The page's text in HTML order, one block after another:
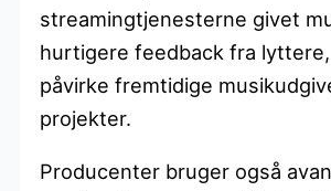
streamingtjenesterne givet
hurtigere feedback fra
påvirke fremtidige
projekter.
Producenter bruger også